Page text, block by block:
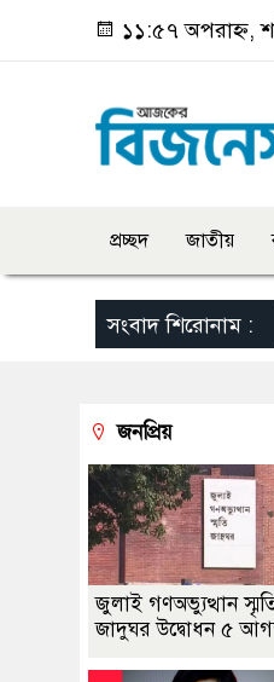
১১:৫৭ অপরাহ্ন,
প্রচ্ছদ জাতীয়
সংবাদ শিরোনাম :
জনপ্রিয়
জুলাই গণঅভ্যুত্থান
জাদুঘর উদ্বোধন ৫